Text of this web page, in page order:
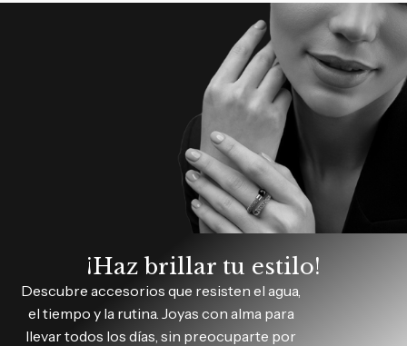
¡Haz brillar tu estilo!
Descubre accesorios que resisten el agua,
el tiempo y la rutina. Joyas con alma para
llevar todos los días, sin preocuparte por